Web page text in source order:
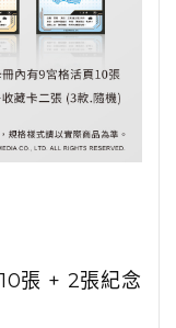
張 + 2張紀念